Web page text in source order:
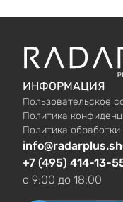
ИНФОРМАЦИЯ
Пользовательское
Политика
Политика
+7 (495) 414-13-
c 9:00 до 18:00